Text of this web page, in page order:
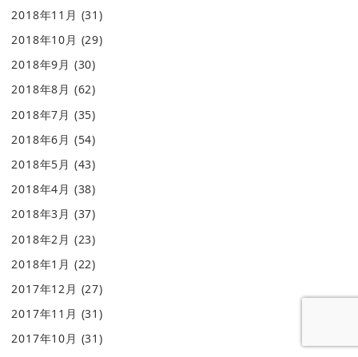
2018年11月 (31)
2018年10月 (29)
2018年9月 (30)
2018年8月 (62)
2018年7月 (35)
2018年6月 (54)
2018年5月 (43)
2018年4月 (38)
2018年3月 (37)
2018年2月 (23)
2018年1月 (22)
2017年12月 (27)
2017年11月 (31)
2017年10月 (31)